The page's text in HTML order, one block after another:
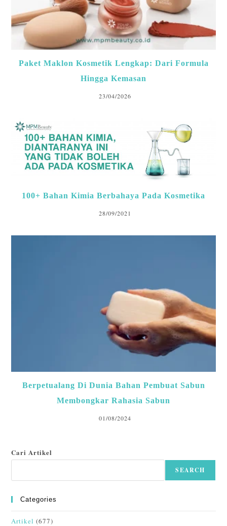
Paket Maklon Kosmetik Lengkap: Dari Formula
Hingga Kemasan
23/04/2026
100+ Bahan Kimia Berbahaya Pada Kosmetika
28/09/2021
Berpetualang Di Dunia Bahan Pembuat Sabun
Membongkar Rahasia Sabun
01/08/2024
Cari Artikel
SEARCH
Categories
Artikel (677)